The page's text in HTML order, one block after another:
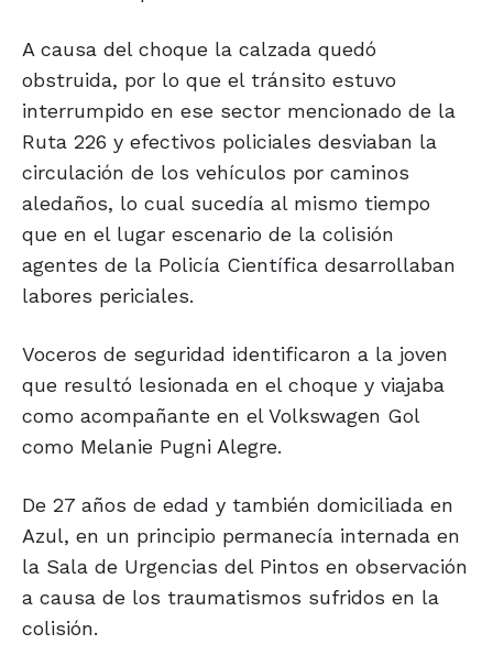
A causa del choque la calzada quedó
obstruida, por lo que el tránsito estuvo
interrumpido en ese sector mencionado de la
Ruta 226 y efectivos policiales desviaban la
circulación de los vehículos por caminos
aledaños, lo cual sucedía al mismo tiempo
que en el lugar escenario de la colisión
agentes de la Policía Científica desarrollaban
labores periciales.
Voceros de seguridad identificaron a la joven
que resultó lesionada en el choque y viajaba
como acompañante en el Volkswagen Gol
como Melanie Pugni Alegre.
De 27 años de edad y también domiciliada en
Azul, en un principio permanecía internada en
la Sala de Urgencias del Pintos en observación
a causa de los traumatismos sufridos en la
colisión.